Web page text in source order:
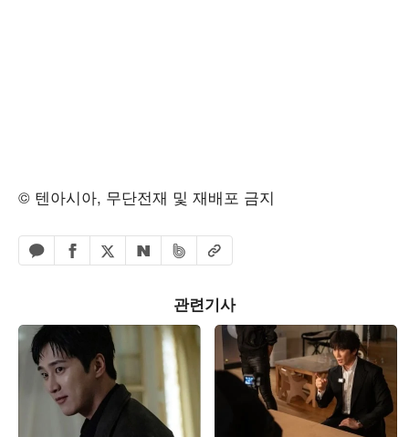
© 텐아시아, 무단전재 및 재배포 금지
카카오톡 공유하기
페이스북 공유하기
엑스 공유하기
네이버 공유하기
밴드 공유하기
URL복사
관련기사